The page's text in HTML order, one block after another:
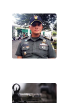
WN
BEKASI